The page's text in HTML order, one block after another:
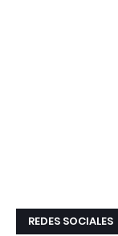
REDES SOCIALES